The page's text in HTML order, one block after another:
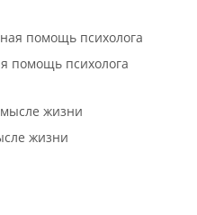
помощь психолога
жизни